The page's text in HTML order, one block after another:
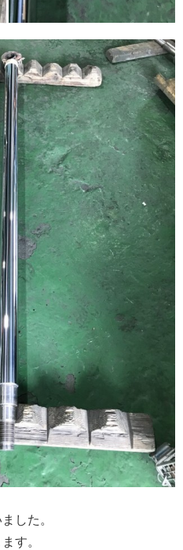
した。
す。